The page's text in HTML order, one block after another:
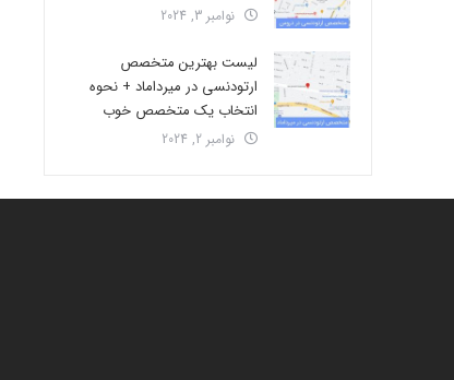
نوامبر 3, 2024
لیست بهترین متخصص
ارتودنسی در میرداماد + نحوه
انتخاب یک متخصص خوب
نوامبر 2, 2024